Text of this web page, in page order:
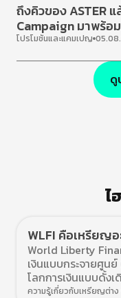
ถึงคิวของ ASTER
Campaign มาพร้อ
โปรโมชันและแคมเปญ
ดู
ไ
WLFI คือเหรียญอ
World Liberty
เงินแบบกระจายศูน
โลกการเงินแบบดั้ง
ความรู้เกี่ยวกับเหรียญต่าง